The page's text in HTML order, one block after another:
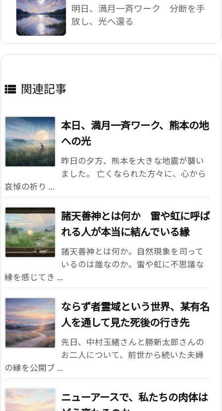
明日、満月一斉ワーク 分断を手
放し、光へ還る
 関連記事
本日、満月一斉ワーク、熊本の地
への光
昨日の夕方、熊本を大きな地震が襲い
ました。 亡くなられた方々に、心から
哀悼の祈り ...
諸天善神とは何か 雷や虹に呼ば
れる人が本当に結んでいる縁
諸天善神とは何か。自然現象を司って
いるのは誰なのか。雷や虹に不思議な
縁を感じてき ...
ならず者霊域という世界、某有名
人を通して見た死後の行き先
先日、中村玉緒さんと勝新太郎さんの
お二人について、前世から続いた夫婦
の縁を公開ブ ...
ニューアースで、私たちの肉体は